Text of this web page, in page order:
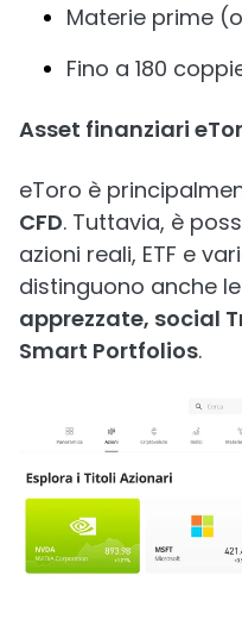
Materie prime
Fino a 180
Asset finanziari
eToro è
CFD. Tuttavia, è
azioni reali, ETF e
distinguono anche le
apprezzate, social
Smart Portfolios.